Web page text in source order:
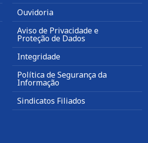
Ouvidoria
Aviso de Privacidade e
Proteção de Dados
Integridade
Política de Segurança da
Informação
Sindicatos Filiados